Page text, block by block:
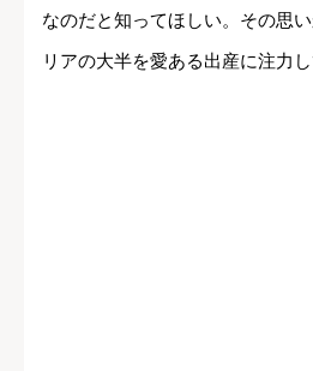
なのだと知ってほしい。その思
リアの大半を愛ある出産に注力し